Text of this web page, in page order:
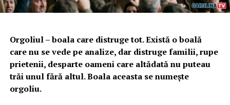
Orgoliul – boala care distruge tot. Există o boală
care nu se vede pe analize, dar distruge familii, rupe
prietenii, desparte oameni care altădată nu puteau
trăi unul fără altul. Boala aceasta se numește
orgoliu.